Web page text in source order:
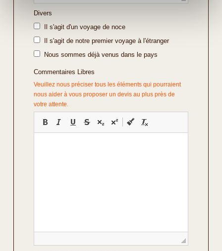
Divers
Il s'agit d'un voyage de noce
Il s'agit de notre premier voyage à l'étranger
Nous sommes déjà venus dans le pays
Commentaires Libres
Veuillez nous préciser tous les éléments qui pourraient
nous aider à vous proposer un devis au plus près de
votre attente.